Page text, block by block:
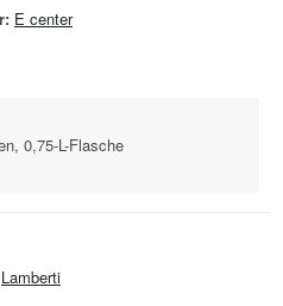
E center
0,75-L-Flasche
Lamberti